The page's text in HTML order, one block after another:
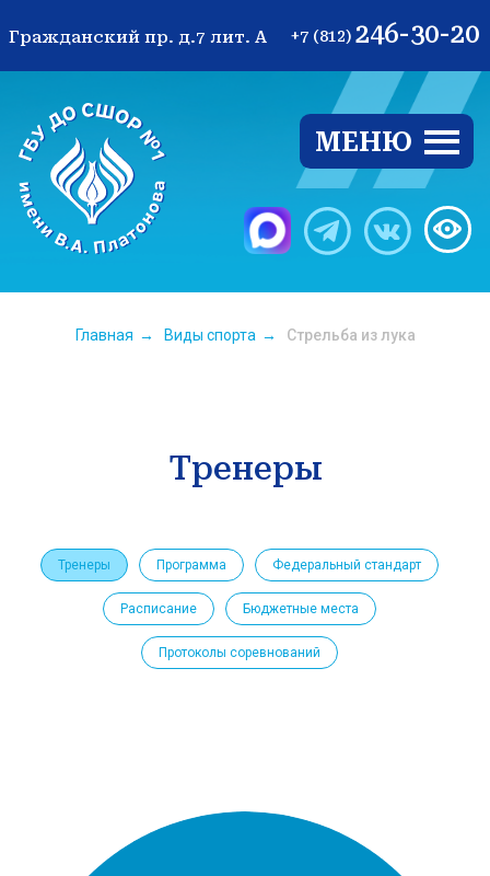
Гражданский пр. д.7 лит. А
Главная → Виды спорта → Стрельба из лука
Тренеры
Тренеры Программа Федеральный стандарт
Расписание Бюджетные места
Протоколы соревнований